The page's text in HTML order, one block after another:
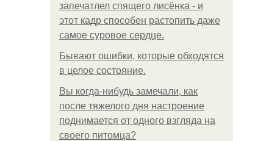
запечатлел спящего лисёнка - и
этот кадр способен растопить даже
самое суровое сердце.
Бывают ошибки, которые обходятся
в целое состояние.
Вы когда-нибудь замечали, как
после тяжелого дня настроение
поднимается от одного взгляда на
своего питомца?